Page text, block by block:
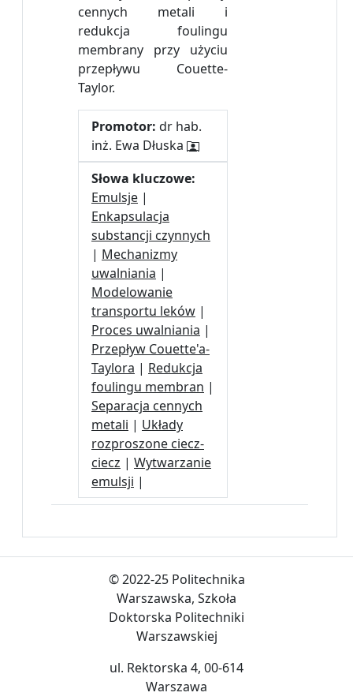
cennych metali i
redukcja foulingu
membrany przy użyciu
przepływu Couette-
Taylor.
Promotor: dr hab.
inż. Ewa Dłuska
Słowa kluczowe:
Emulsje |
Enkapsulacja
substancji czynnych
| Mechanizmy
uwalniania |
Modelowanie
transportu leków |
Proces uwalniania |
Przepływ Couette'a-
Taylora | Redukcja
foulingu membran |
Separacja cennych
metali | Układy
rozproszone ciecz-
ciecz | Wytwarzanie
emulsji |
© 2022-25 Politechnika
Warszawska, Szkoła
Doktorska Politechniki
Warszawskiej
ul. Rektorska 4, 00-614
Warszawa